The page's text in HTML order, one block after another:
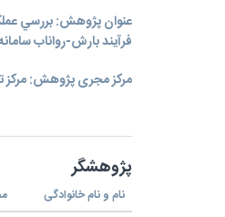
عنوان پژوهش: بررسي
فرآيند بارش-رواناب
مرکز مجری پژوهش: مرکز
پژوهشگر
نام و نام خانوادگی